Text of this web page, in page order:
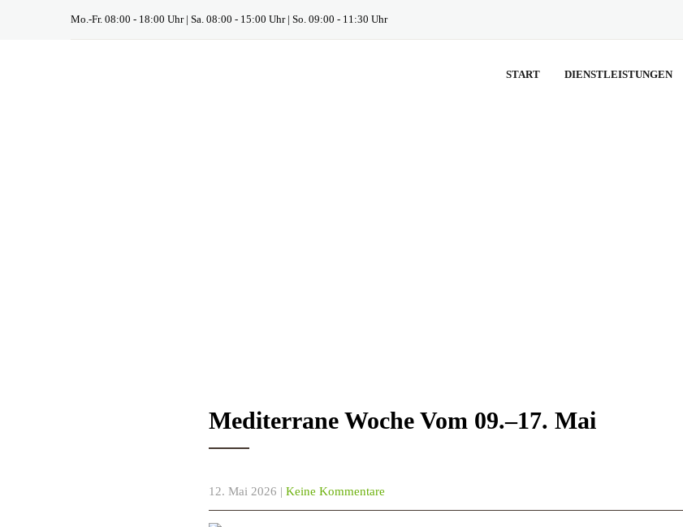
Mo.-Fr. 08:00 - 18:00 Uhr | Sa. 08:00 - 15:00 Uhr | So. 09:00 - 11:30 Uhr
START DIENSTLEISTUNGEN
Mediterrane Woche Vom 09.–17. Mai
12. Mai 2026 | Keine Kommentare